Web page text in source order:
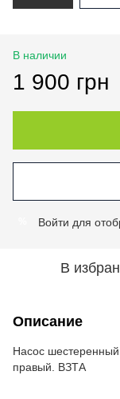
В наличии
1 900 грн
Войти для
В
Описание
Насос
правый. ВЗТА